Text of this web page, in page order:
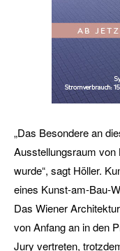
„Das Besondere an
Ausstellungsraum von
wurde“, sagt Höller.
eines Kunst-am-Bau-
Das Wiener
von Anfang an in den
Jury vertreten,